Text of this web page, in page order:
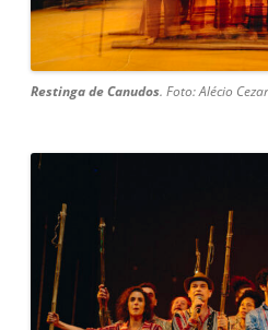
Restinga de Canudos. Foto: Alécio